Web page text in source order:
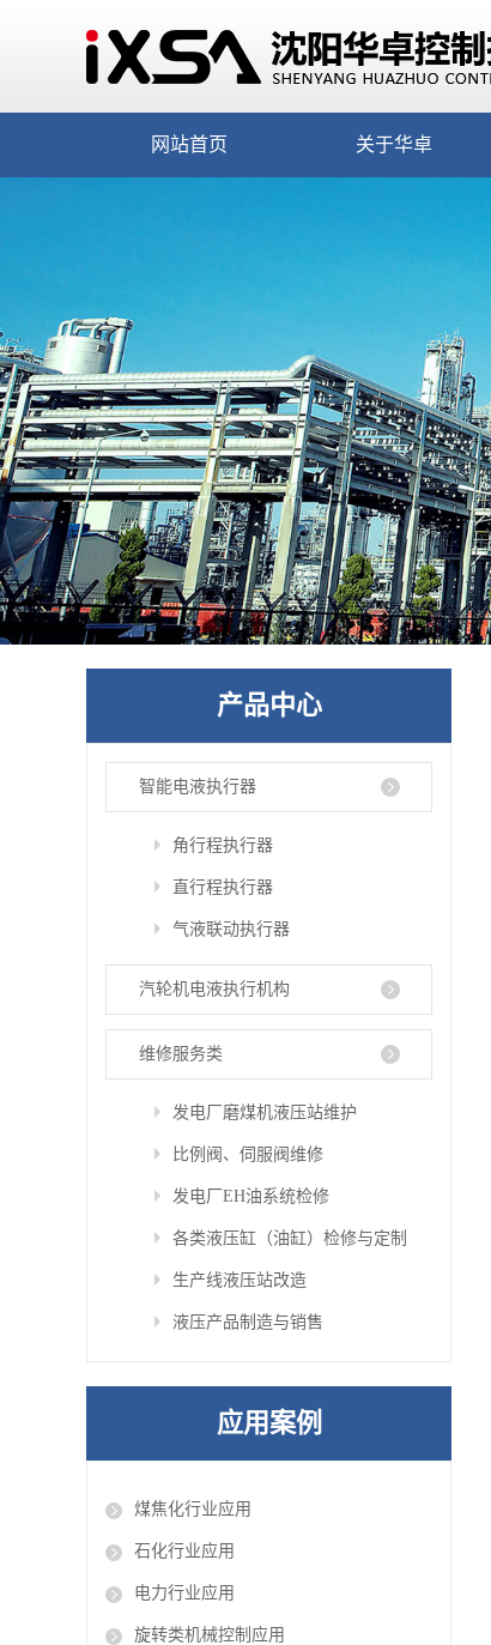
网站首页 关于华卓
产品中心
智能电液执行器
角行程执行器
直行程执行器
气液联动执行器
汽轮机电液执行机构
维修服务类
发电厂磨煤机液压站维护
比例阀、伺服阀维修
发电厂EH油系统检修
各类液压缸（油缸）检修与定制
生产线液压站改造
液压产品制造与销售
应用案例
煤焦化行业应用
石化行业应用
电力行业应用
旋转类机械控制应用